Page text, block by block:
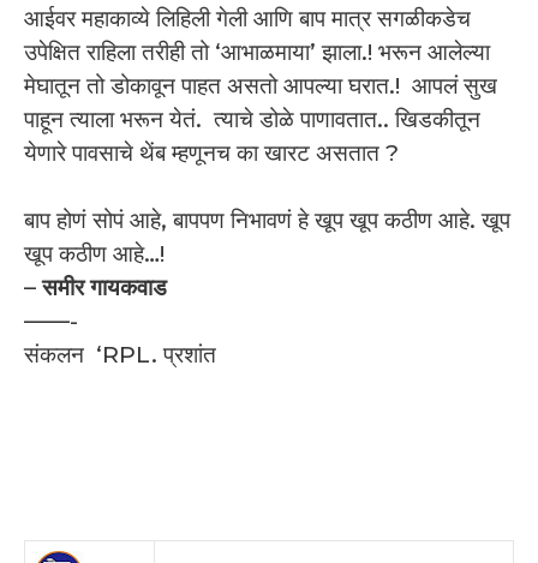
आईवर महाकाव्ये लिहिली गेली आणि बाप मात्र सगळीकडेच
उपेक्षित राहिला तरीही तो ‘आभाळमाया’ झाला.! भरून आलेल्या
मेघातून तो डोकावून पाहत असतो आपल्या घरात.! आपलं सुख
पाहून त्याला भरून येतं. त्याचे डोळे पाणावतात.. खिडकीतून
येणारे पावसाचे थेंब म्हणूनच का खारट असतात ?
बाप होणं सोपं आहे, बापपण निभावणं हे खूप खूप कठीण आहे. खूप
खूप कठीण आहे…!
–समीर गायकवाड
——-
संकलन ‘RPL. प्रशांत